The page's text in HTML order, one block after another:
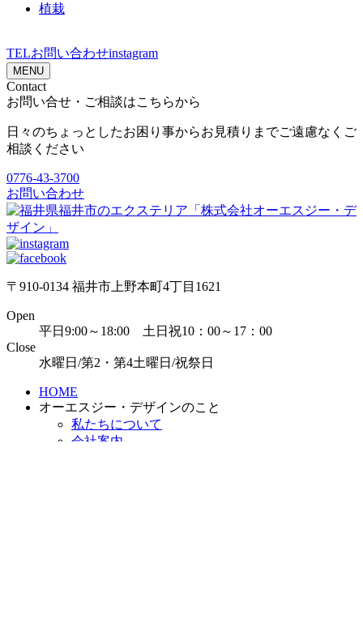
植栽
TELお問い合わせinstagram
MENU
Contact
お問い合せ・ご相談はこちらから
日々のちょっとしたお困り事からお見積りまでご遠慮なくご
相談ください
0776-43-3700
お問い合わせ
〒910-0134 福井市上野本町4丁目1621
Open
平日9:00～18:00 土日祝10：00～17：00
Close
水曜日/第2・第4土曜日/祝祭日
HOME
オーエスジー・デザインのこと
私たちについて
会社案内